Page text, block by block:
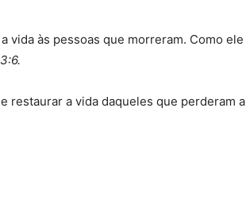
vida às pessoas que morreram. Como ele
restaurar a vida daqueles que perderam a